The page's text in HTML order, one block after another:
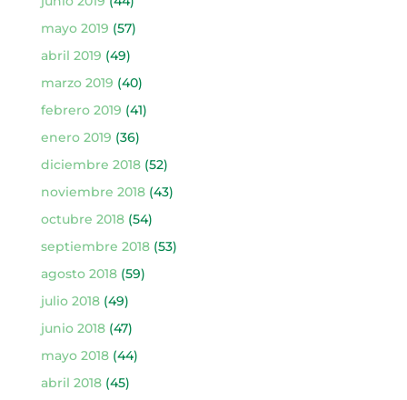
mayo 2019 (57)
abril 2019 (49)
marzo 2019 (40)
febrero 2019 (41)
enero 2019 (36)
diciembre 2018(52)
noviembre 2018(43)
octubre 2018(54)
septiembre 2018(53)
agosto 2018(59)
julio 2018(49)
junio 2018(47)
mayo 2018(44)
abril 2018(45)